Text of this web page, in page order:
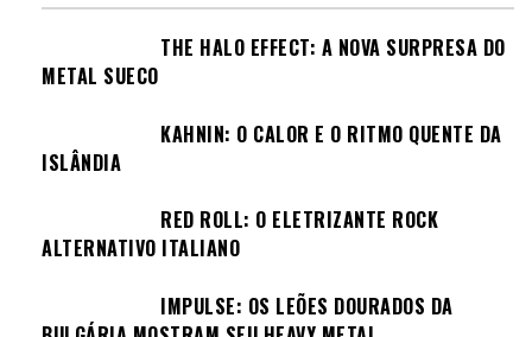
THE HALO EFFECT: A NOVA SURPRESA DO
METAL SUECO
KAHNIN: O CALOR E O RITMO QUENTE DA
ISLÂNDIA
RED ROLL: O ELETRIZANTE ROCK
ALTERNATIVO ITALIANO
IMPULSE: OS LEÕES DOURADOS DA